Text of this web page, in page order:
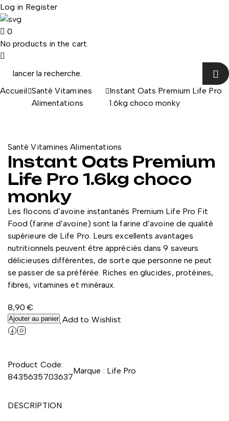
Log in Register
0
No products in the cart.
Accueil Santé Vitamines
Alimentations
Instant Oats Premium Life Pro
1.6kg choco monky
Santé Vitamines Alimentations
Instant Oats Premium
Life Pro 1.6kg choco
monky
Les flocons d’avoine instantanés Premium Life Pro Fit
Food (farine d’avoine) sont la farine d’avoine de qualité
supérieure de Life Pro. Leurs excellents avantages
nutritionnels peuvent être appréciés dans 9 saveurs
délicieuses différentes, de sorte que personne ne peut
se passer de sa préférée. Riches en glucides, protéines,
fibres, vitamines et minéraux.
8,90€
Ajouter au panier Add to Wishlist
Product Code:
8435635703637
Marque : Life Pro
DESCRIPTION